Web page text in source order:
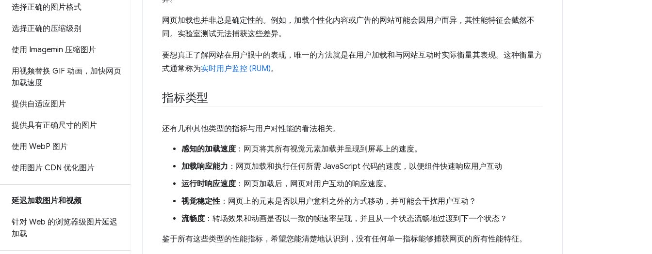
选择正确的图片格式
选择正确的压缩级别
使用 Imagemin 压缩图片
用视频替换 GIF 动画，加快网页
加载速度
提供自适应图片
提供具有正确尺寸的图片
使用 WebP 图片
使用图片 CDN 优化图片
延迟加载图片和视频
针对 Web 的浏览器级图片延迟
加载
网页加载也并非总是确定性的。例如，加载个性化内容或广告的网站可能会因用户而异，其性能特征会截然不
同。实验室测试无法捕获这些差异。
要想真正了解网站在用户眼中的表现，唯一的方法就是在用户加载和与网站互动时实际衡量其表现。这种衡量方
式通常称为实时用户监控 (RUM)。
指标类型
还有几种其他类型的指标与用户对性能的看法相关。
感知的加载速度 ：网页将其所有视觉元素加载并呈现到屏幕上的速度。
加载响应能力 ：网页加载和执行任何所需 JavaScript 代码的速度，以便组件快速响应用户互动
运行时响应速度 ：网页加载后，网页对用户互动的响应速度。
视觉稳定性：网页上的元素是否以用户意料之外的方式移动，并可能会干扰用户互动？
流畅度 ：转场效果和动画是否以一致的帧速率呈现，并且从一个状态流畅地过渡到下一个状态？
鉴于所有这些类型的性能指标，希望您能清楚地认识到，没有任何单一指标能够捕获网页的所有性能特征。